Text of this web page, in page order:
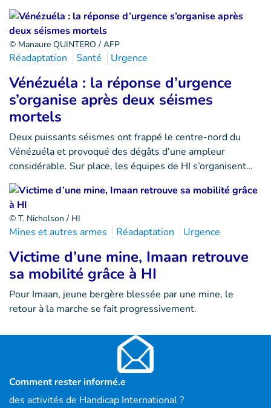
© Manaure QUINTERO / AFP
Réadaptation Santé Urgence
Vénézuéla : la réponse d’urgence
s’organise après deux séismes
mortels
Deux puissants séismes ont frappé le centre-nord du
Vénézuéla et provoqué des dégâts d’une ampleur
considérable. Sur place, les équipes de HI s’organisent…
© T. Nicholson / HI
Mines et autres armes Réadaptation Urgence
Victime d’une mine, Imaan retrouve
sa mobilité grâce à HI
Pour Imaan, jeune bergère blessée par une mine, le
retour à la marche se fait progressivement.
Comment rester informé.e
des activités de Handicap International ?